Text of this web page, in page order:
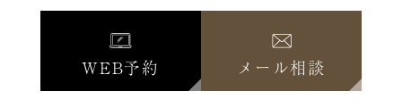
WEB予約 メール相談